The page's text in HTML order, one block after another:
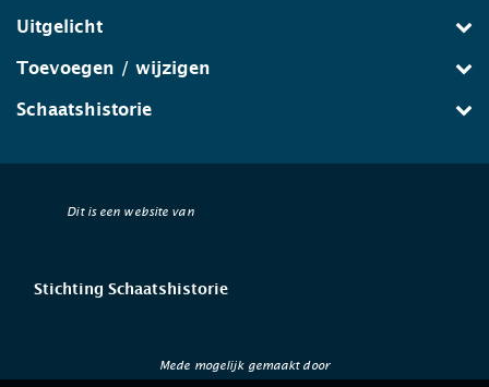
Uitgelicht
Toevoegen / wijzigen
Schaatshistorie
Dit is een website van
Stichting Schaatshistorie
Mede mogelijk gemaakt door